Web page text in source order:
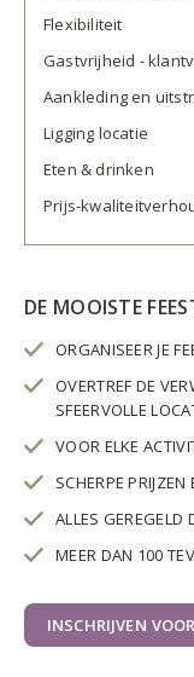
Flexibiliteit
Gastvrijheid -
Aankleding en
Ligging locatie
Eten & drinken
Prijs-
DE MOOISTE
ORGANISEER JE
OVERTREF DE
SFEERVOLLE
VOOR ELKE
SCHERPE
ALLES GEREGELD
MEER DAN 100
INSCHRIJVEN